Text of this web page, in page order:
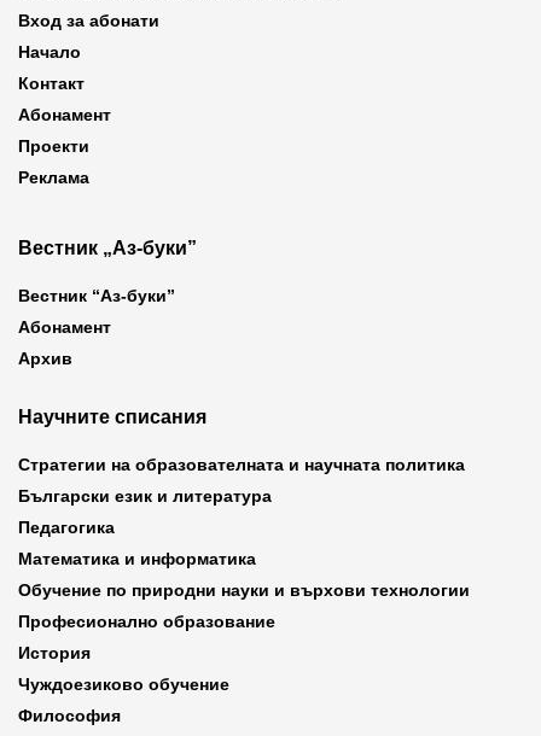
Вход за абонати
Начало
Контакт
Абонамент
Проекти
Реклама
Вестник „Аз-буки”
Вестник “Аз-буки”
Абонамент
Архив
Научните списания
Стратегии на образователната и научната политика
Български език и литература
Педагогика
Математика и информатика
Обучение по природни науки и върхови технологии
Професионално образование
История
Чуждоезиково обучение
Философия